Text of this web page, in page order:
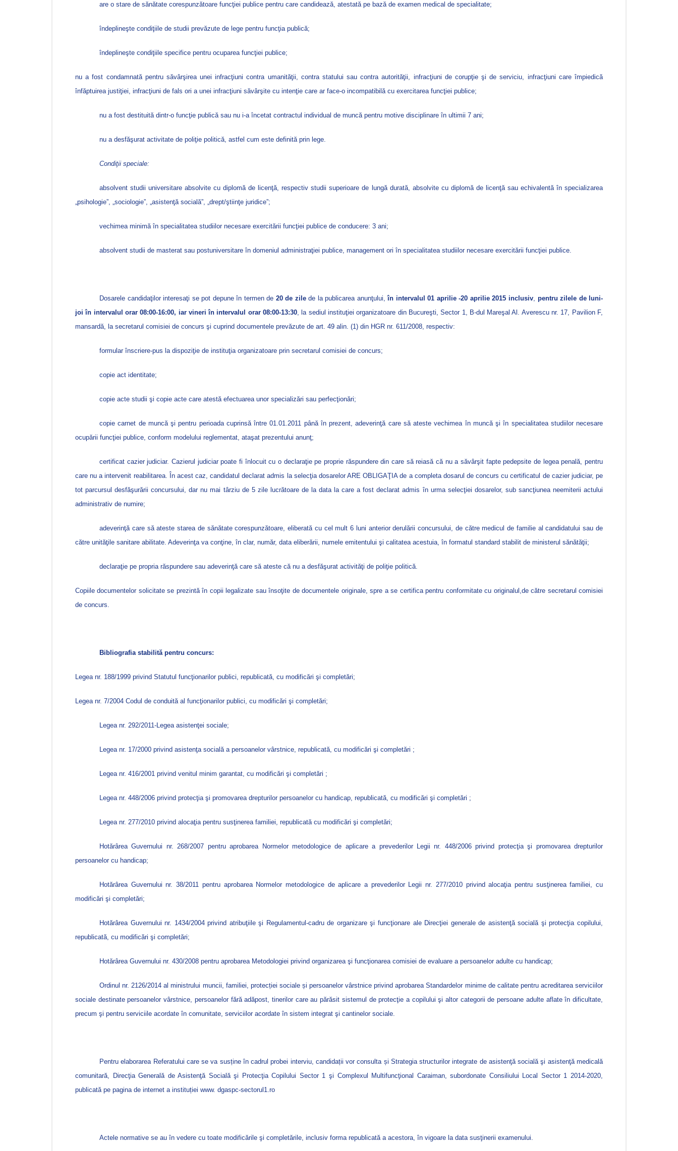
are o stare de sănătate corespunzătoare funcţiei publice pentru care candidează, atestată pe bază de examen medical de specialitate;
îndeplineşte condiţiile de studii prevăzute de lege pentru funcţia publică;
îndeplineşte condiţiile specifice pentru ocuparea funcţiei publice;
nu a fost condamnată pentru săvârşirea unei infracţiuni contra umanităţii, contra statului sau contra autorităţii, infracţiuni de corupţie şi de serviciu, infracţiuni care împiedică
înfăptuirea justiţiei, infracţiuni de fals ori a unei infracţiuni săvârşite cu intenţie care ar face-o incompatibilă cu exercitarea funcţiei publice;
nu a fost destituită dintr-o funcţie publică sau nu i-a încetat contractul individual de muncă pentru motive disciplinare în ultimii 7 ani;
nu a desfăşurat activitate de poliţie politică, astfel cum este definită prin lege.
Condiţii speciale:
absolvent studii universitare absolvite cu diplomă de licenţă, respectiv studii superioare de lungă durată, absolvite cu diplomă de licenţă sau echivalentă în specializarea
„psihologie”, „sociologie”, „asistenţă socială”, „drept/ştiinţe juridice”;
vechimea minimă în specialitatea studiilor necesare exercitării funcţiei publice de conducere: 3 ani;
absolvent studii de masterat sau postuniversitare în domeniul administraţiei publice, management ori în specialitatea studiilor necesare exercitării funcţiei publice.
Dosarele candidaţilor interesaţi se pot depune în termen de 20 de zilede la publicarea anunţului,în intervalul 01 aprilie -20 aprilie 2015 inclusiv, pentru zilele de luni-
joi în intervalul orar 08:00-16:00, iar vineri în intervalul orar 08:00-13:30, la sediul instituţiei organizatoare din Bucureşti, Sector 1, B-dul Mareşal Al. Averescu nr. 17, Pavilion F,
mansardă, la secretarul comisiei de concurs şi cuprind documentele prevăzute de art. 49 alin. (1) din HGR nr. 611/2008, respectiv:
formular înscriere-pus la dispoziţie de instituţia organizatoare prin secretarul comisiei de concurs;
copie act identitate;
copie acte studii şi copie acte care atestă efectuarea unor specializări sau perfecţionări;
copie carnet de muncă şi pentru perioada cuprinsă între 01.01.2011 până în prezent, adeverinţă care să ateste vechimea în muncă şi în specialitatea studiilor necesare
ocupării funcţiei publice, conform modelului reglementat, ataşat prezentului anunţ;
certificat cazier judiciar. Cazierul judiciar poate fi înlocuit cu o declaraţie pe proprie răspundere din care să reiasă că nu a săvârşit fapte pedepsite de legea penală, pentru
care nu a intervenit reabilitarea. În acest caz, candidatul declarat admis la selecţia dosarelor ARE OBLIGAŢIA de a completa dosarul de concurs cu certificatul de cazier judiciar, pe
tot parcursul desfăşurării concursului, dar nu mai târziu de 5 zile lucrătoare de la data la care a fost declarat admis în urma selecţiei dosarelor, sub sancţiunea neemiterii actului
administrativ de numire;
adeverinţă care să ateste starea de sănătate corespunzătoare, eliberată cu cel mult 6 luni anterior derulării concursului, de către medicul de familie al candidatului sau de
către unităţile sanitare abilitate. Adeverinţa va conţine, în clar, număr, data eliberării, numele emitentului şi calitatea acestuia, în formatul standard stabilit de ministerul sănătăţii;
declaraţie pe propria răspundere sau adeverinţă care să ateste că nu a desfăşurat activităţi de poliţie politică.
Copiile documentelor solicitate se prezintă în copii legalizate sau însoţite de documentele originale, spre a se certifica pentru conformitate cu originalul,de către secretarul comisiei
de concurs.
Bibliografia stabilită pentru concurs:
Legea nr. 188/1999 privind Statutul funcţionarilor publici, republicată, cu modificări şi completări;
Legea nr. 7/2004 Codul de conduită al funcţionarilor publici, cu modificări şi completări;
Legea nr. 292/2011-Legea asistenţei sociale;
Legea nr. 17/2000 privind asistenţa socială a persoanelor vârstnice, republicată, cu modificări şi completări ;
Legea nr. 416/2001 privind venitul minim garantat, cu modificări şi completări ;
Legea nr. 448/2006 privind protecţia şi promovarea drepturilor persoanelor cu handicap, republicată, cu modificări şi completări ;
Legea nr. 277/2010 privind alocaţia pentru susţinerea familiei, republicată cu modificări şi completări;
Hotărârea Guvernului nr. 268/2007 pentru aprobarea Normelor metodologice de aplicare a prevederilor Legii nr. 448/2006 privind protecţia şi promovarea drepturilor
persoanelor cu handicap;
Hotărârea Guvernului nr. 38/2011 pentruaprobarea Normelor metodologice de aplicare a prevederilor Legii nr. 277/2010 privind alocaţia pentru susţinerea familiei, cu
modificări şi completări;
Hotărârea Guvernului nr. 1434/2004 privind atribuţiile şi Regulamentul-cadru de organizare şi funcţionare ale Direcţiei generale de asistenţă socială şi protecţia copilului,
republicată, cu modificări şi completări;
Hotărârea Guvernului nr. 430/2008 pentru aprobarea Metodologiei privind organizarea şi funcţionarea comisiei de evaluare a persoanelor adulte cu handicap;
Ordinul nr. 2126/2014 al ministrului muncii, familiei, protecției sociale și persoanelor vârstniceprivind aprobarea Standardelor minime de calitate pentru acreditarea serviciilor
sociale destinate persoanelor vârstnice, persoanelor fără adăpost, tinerilor care au părăsit sistemul de protecţie a copilului şi altor categorii de persoane adulte aflate în dificultate,
precum şi pentru serviciile acordate în comunitate, serviciilor acordate în sistem integrat şi cantinelor sociale.
Pentru elaborarea Referatului care se va susține în cadrul probei interviu, candidații vor consulta și Strategia structurilor integrate de asistenţă socială şi asistenţă medicală
comunitară, Direcţia Generală de Asistenţă Socială şi Protecţia Copilului Sector 1 şi Complexul Multifuncţional Caraiman, subordonate Consiliului Local Sector 1 2014-2020,
publicată pe pagina de internet a instituției www. dgaspc-sectorul1.ro
Actele normative se au în vedere cu toate modificările şi completările, inclusiv forma republicată a acestora, în vigoare la data susţinerii examenului.